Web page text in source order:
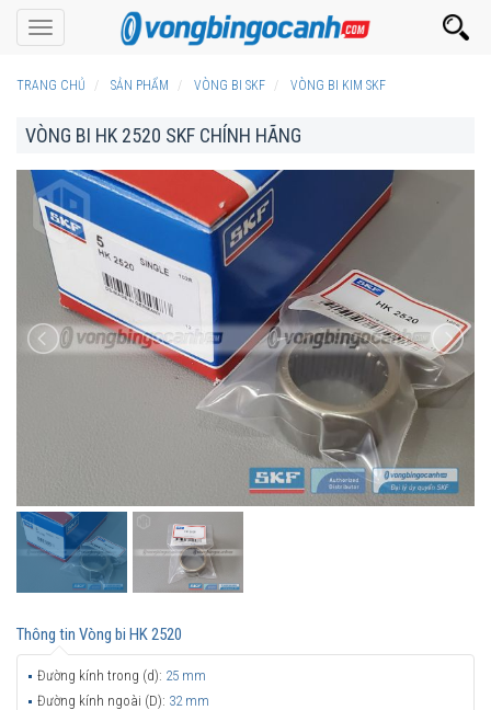
Toggle
navigation
TRANG CHỦ SẢN PHẨM VÒNG BI SKF VÒNG BI KIM SKF
VÒNG BI HK 2520 SKF CHÍNH HÃNG
Thông tin Vòng bi HK 2520
Đường kính trong (d): 25 mm
Đường kính ngoài (D): 32 mm